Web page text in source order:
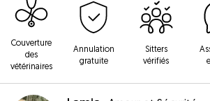
Couverture
des
vétérinaires
Annulation
gratuite
Sitters
vérifiés